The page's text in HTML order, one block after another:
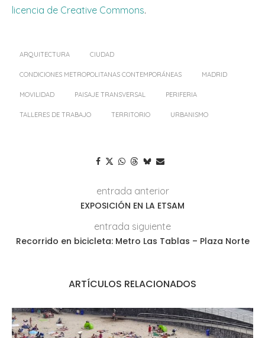
licencia de Creative Commons.
ARQUITECTURA CIUDAD
CONDICIONES METROPOLITANAS CONTEMPORÁNEAS MADRID
MOVILIDAD PAISAJE TRANSVERSAL PERIFERIA
TALLERES DE TRABAJO TERRITORIO URBANISMO
entrada anterior
EXPOSICIÓN EN LA ETSAM
entrada siguiente
Recorrido en bicicleta: Metro Las Tablas – Plaza Norte
ARTÍCULOS RELACIONADOS